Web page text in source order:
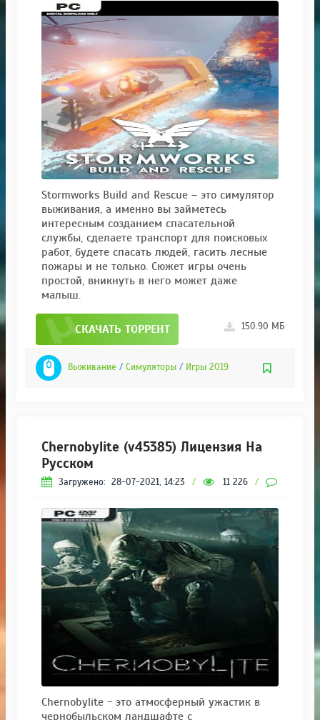
Stormworks Build and Rescue – это симулятор
выживания, а именно вы займетесь
интересным созданием спасательной
службы, сделаете транспорт для поисковых
работ, будете спасать людей, гасить лесные
пожары и не только. Сюжет игры очень
простой, вникнуть в него может даже
малыш.
СКАЧАТЬ ТОРРЕНТ 150.90 МБ
Выживание / Симуляторы / Игры 2019
Chernobylite (v45385) Лицензия На
Русском
Загружено: 28-07-2021, 14:23 / 11 226 /
Chernobylite - это атмосферный ужастик в
чернобыльском ландшафте с